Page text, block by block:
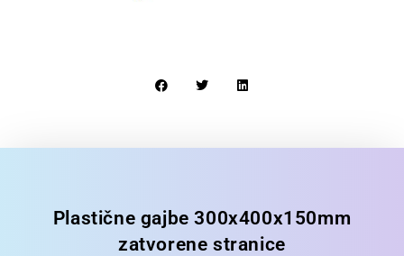
Plastične gajbe 300x400x150mm
zatvorene stranice